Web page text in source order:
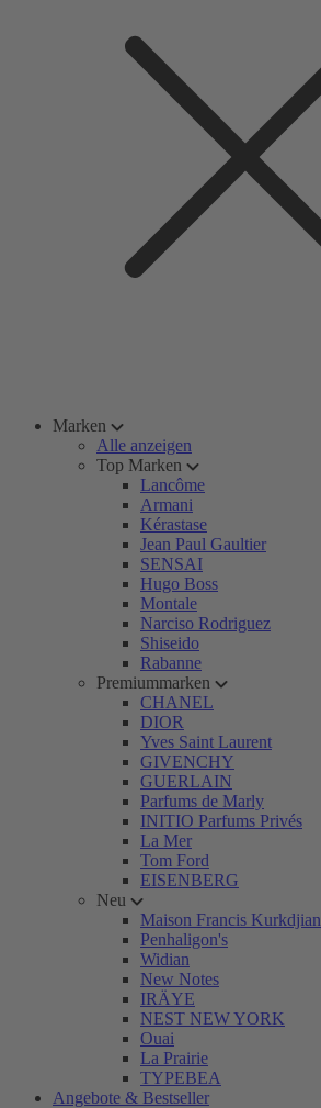
Marken
Alle anzeigen
Top Marken
Lancôme
Armani
Kérastase
Jean Paul Gaultier
SENSAI
Hugo Boss
Montale
Narciso Rodriguez
Shiseido
Rabanne
Premiummarken
CHANEL
DIOR
Yves Saint Laurent
GIVENCHY
GUERLAIN
Parfums de Marly
INITIO Parfums Privés
La Mer
Tom Ford
EISENBERG
Neu
Maison Francis Kurkdjian
Penhaligon's
Widian
New Notes
IRÄYE
NEST NEW YORK
Ouai
La Prairie
TYPEBEA
Angebote & Bestseller